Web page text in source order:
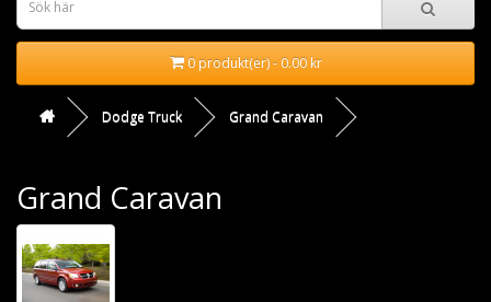
0 produkt(er) - 0.00 kr
Dodge Truck Grand Caravan
Grand Caravan